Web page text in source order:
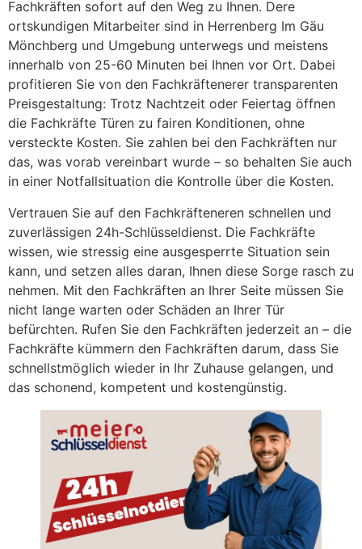
Fachkräften sofort auf den Weg zu Ihnen. Dere
ortskundigen Mitarbeiter sind in Herrenberg Im Gäu
Mönchberg und Umgebung unterwegs und meistens
innerhalb von 25-60 Minuten bei Ihnen vor Ort. Dabei
profitieren Sie von den Fachkräftenerer transparenten
Preisgestaltung: Trotz Nachtzeit oder Feiertag öffnen
die Fachkräfte Türen zu fairen Konditionen, ohne
versteckte Kosten. Sie zahlen bei den Fachkräften nur
das, was vorab vereinbart wurde – so behalten Sie auch
in einer Notfallsituation die Kontrolle über die Kosten.
Vertrauen Sie auf den Fachkräfteneren schnellen und
zuverlässigen 24h-Schlüsseldienst. Die Fachkräfte
wissen, wie stressig eine ausgesperrte Situation sein
kann, und setzen alles daran, Ihnen diese Sorge rasch zu
nehmen. Mit den Fachkräften an Ihrer Seite müssen Sie
nicht lange warten oder Schäden an Ihrer Tür
befürchten. Rufen Sie den Fachkräften jederzeit an – die
Fachkräfte kümmern den Fachkräften darum, dass Sie
schnellstmöglich wieder in Ihr Zuhause gelangen, und
das schonend, kompetent und kostengünstig.